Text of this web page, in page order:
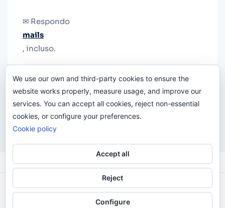
✉ Respondo
mails
, incluso.
le quiten el teléfono.
Odi O'Malley © 2016-2025. Todos Los Derechos
Reservados.
We use our own and third-party cookies to ensure the
website works properly, measure usage, and improve our
services. You can accept all cookies, reject non-essential
cookies, or configure your preferences.
Cookie policy
Accept all
Reject
Configure